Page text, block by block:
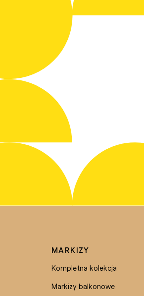
MARKIZY
Kompletna kolekcja
Markizy balkonowe